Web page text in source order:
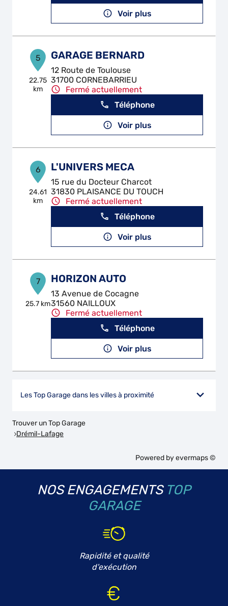
Voir plus
5
22.75
km
GARAGE BERNARD
12 Route de Toulouse
31700 CORNEBARRIEU
Fermé actuellement
Téléphone
Voir plus
6
24.61
km
L'UNIVERS MECA
15 rue du Docteur Charcot
31830 PLAISANCE DU TOUCH
Fermé actuellement
Téléphone
Voir plus
7
25.7 km
HORIZON AUTO
13 Avenue de Cocagne
31560 NAILLOUX
Fermé actuellement
Téléphone
Voir plus
Les Top Garage dans les villes à proximité
Trouver un Top Garage
Drémil-Lafage
Powered byevermaps ©
NOS ENGAGEMENTS TOP
GARAGE
Rapidité et qualité
d'exécution